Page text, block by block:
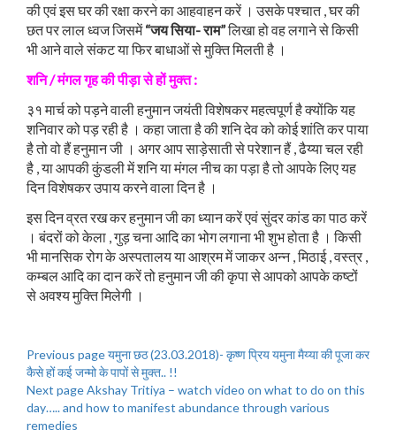
की एवं इस घर की रक्षा करने का आहवाहन करें । उसके पश्चात , घर की
छत पर लाल ध्वज जिसमें“जय सिया- राम”लिखा हो वह लगाने से किसी
भी आने वाले संकट या फिर बाधाओं से मुक्ति मिलती है ।
शनि/मंगलगृहकीपीड़ासेहों मुक्त:
३१ मार्च को पड़ने वाली हनुमान जयंती विशेषकर महत्वपूर्ण है क्योंकि यह
शनिवार को पड़ रही है । कहा जाता है की शनि देव को कोई शांति कर पाया
है तो वो हैं हनुमान जी । अगर आप साड़ेसाती से परेशान हैं , ढैय्या चल रही
है , या आपकी कुंडली में शनि या मंगल नीच का पड़ा है तो आपके लिए यह
दिन विशेषकर उपाय करने वाला दिन है ।
इस दिन व्रत रख कर हनुमान जी का ध्यान करें एवं सुंदर कांड का पाठ करें
। बंदरों को केला , गुड़ चना आदि का भोग लगाना भी शुभ होता है । किसी
भी मानसिक रोग के अस्पतालय या आश्रम में जाकर अन्न , मिठाई , वस्त्र ,
कम्बल आदि का दान करें तो हनुमान जी की कृपा से आपको आपके कष्टों
से अवश्य मुक्ति मिलेगी ।
Previous pageयमुना छठ (23.03.2018)- कृष्ण प्रिय यमुना मैय्या की पूजा कर
कैसे हों कई जन्मो के पापों से मुक्त.. !!
Next pageAkshay Tritiya – watch video on what to do on this
day….. and how to manifest abundance through various
remedies